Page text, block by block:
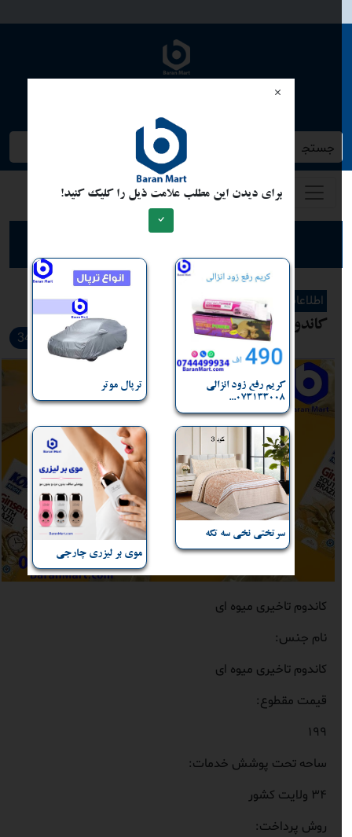
جستجو کنید/ همه چیز در باران مارت
ارسال مطلب برای نشر
اطلاعات عمومی
کاندوم تاخیری میوه ای
349
کاندوم تاخیری میوه ای
نام جنس:
کاندوم تاخیری میوه ای
قیمت مقطوع:
199
ساحه تحت پوشش خدمات:
34 ولایت کشور
روش پرداخت:
برای دیدن این مطلب علامت ذیل را کلیک کنید!
کریم رفع زود انزالی
073133008...
ترپال موتر
سرتختی نخی سه تکه
موی بر لیزری چارجی